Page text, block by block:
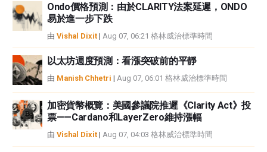
Ondo價格預測：由於CLARITY法案延遲，ONDO
易於進一步下跌
由 Vishal Dixit | Aug 07, 06:21 格林威治標準時間
以太坊週度預測：看漲突破前的平靜
由 Manish Chhetri | Aug 07, 06:01 格林威治標準時間
加密貨幣概覽：美國參議院推遲《Clarity Act》投
票——Cardano和LayerZero維持漲幅
由 Vishal Dixit | Aug 07, 04:03 格林威治標準時間